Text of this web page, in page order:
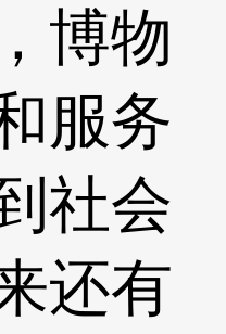
博物
服务
社会
还有